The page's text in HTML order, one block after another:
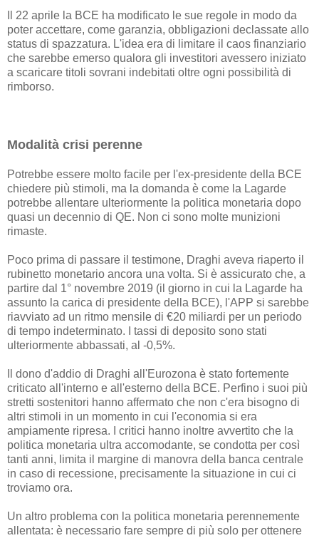
Il 22 aprile la BCE ha modificato le sue regole in modo da
poter accettare, come garanzia, obbligazioni declassate allo
status di spazzatura. L'idea era di limitare il caos finanziario
che sarebbe emerso qualora gli investitori avessero iniziato
a scaricare titoli sovrani indebitati oltre ogni possibilità di
rimborso.
Modalità crisi perenne
Potrebbe essere molto facile per l'ex-presidente della BCE
chiedere più stimoli, ma la domanda è come la Lagarde
potrebbe allentare ulteriormente la politica monetaria dopo
quasi un decennio di QE. Non ci sono molte munizioni
rimaste.
Poco prima di passare il testimone, Draghi aveva riaperto il
rubinetto monetario ancora una volta. Si è assicurato che, a
partire dal 1° novembre 2019 (il giorno in cui la Lagarde ha
assunto la carica di presidente della BCE), l'APP si sarebbe
riavviato ad un ritmo mensile di €20 miliardi per un periodo
di tempo indeterminato. I tassi di deposito sono stati
ulteriormente abbassati, al -0,5%.
Il dono d'addio di Draghi all'Eurozona è stato fortemente
criticato all'interno e all'esterno della BCE. Perfino i suoi più
stretti sostenitori hanno affermato che non c'era bisogno di
altri stimoli in un momento in cui l'economia si era
ampiamente ripresa. I critici hanno inoltre avvertito che la
politica monetaria ultra accomodante, se condotta per così
tanti anni, limita il margine di manovra della banca centrale
in caso di recessione, precisamente la situazione in cui ci
troviamo ora.
Un altro problema con la politica monetaria perennemente
allentata: è necessario fare sempre di più solo per ottenere